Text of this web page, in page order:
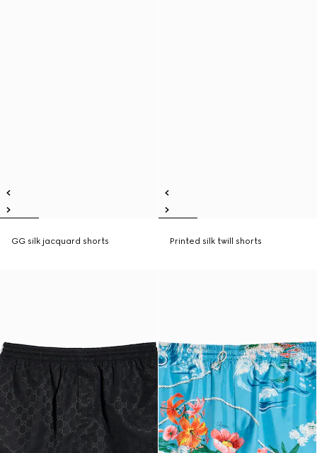
GG silk jacquard shorts Printed silk twill shorts